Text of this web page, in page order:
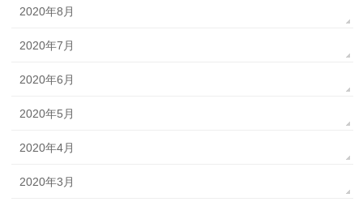
2020年8月
2020年7月
2020年6月
2020年5月
2020年4月
2020年3月